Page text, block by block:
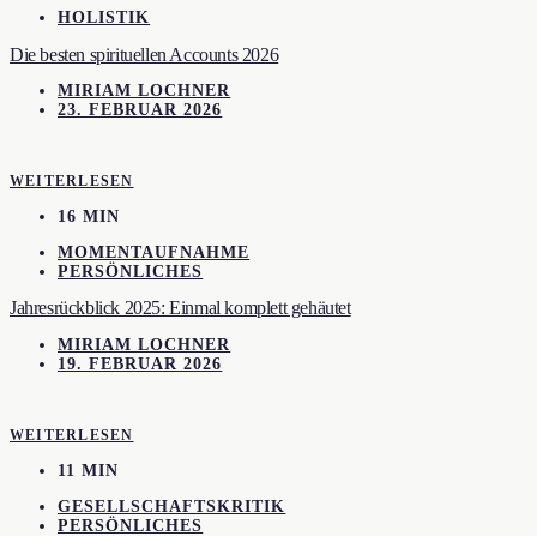
HOLISTIK
Die besten spirituellen Accounts 2026
MIRIAM LOCHNER
23. FEBRUAR 2026
WEITERLESEN
16 MIN
MOMENTAUFNAHME
PERSÖNLICHES
Jahresrückblick 2025: Einmal komplett gehäutet
MIRIAM LOCHNER
19. FEBRUAR 2026
WEITERLESEN
11 MIN
GESELLSCHAFTSKRITIK
PERSÖNLICHES